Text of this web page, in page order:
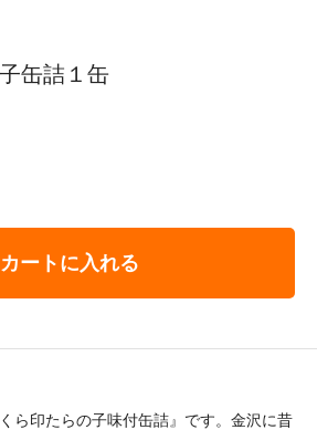
缶詰１缶
カートに入れる
ら印たらの子味付缶詰』です。金沢に昔